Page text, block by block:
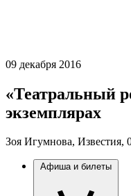
09 декабря 2016
«Театральный
экземплярах
Зоя Игумнова, Известия,
Афиша и билеты